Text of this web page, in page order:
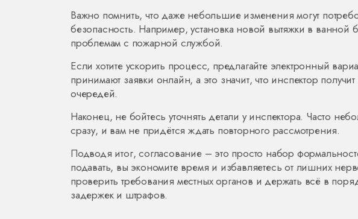
Важно помнить, что даже небольшие изменения могут
безопасность. Например, установка новой вытяжки в ванной
проблемам с пожарной службой.
Если хотите ускорить процесс, предлагайте электронный
принимают заявки онлайн, а это значит, что инспектор
очередей.
Наконец, не бойтесь уточнять детали у инспектора. Часто
сразу, и вам не придётся ждать повторного рассмотрения.
Подводя итог, согласование – это просто набор
подавать, вы экономите время и избавляетесь от лишних
проверить требования местных органов и держать всё в
задержек и штрафов.